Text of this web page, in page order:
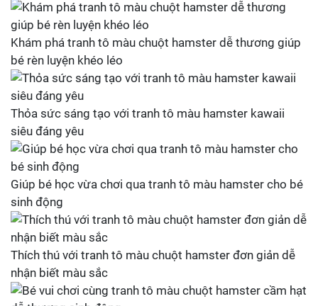
Khám phá tranh tô màu chuột hamster dễ thương giúp
bé rèn luyện khéo léo
Thỏa sức sáng tạo với tranh tô màu hamster kawaii
siêu đáng yêu
Giúp bé học vừa chơi qua tranh tô màu hamster cho bé
sinh động
Thích thú với tranh tô màu chuột hamster đơn giản dễ
nhận biết màu sắc